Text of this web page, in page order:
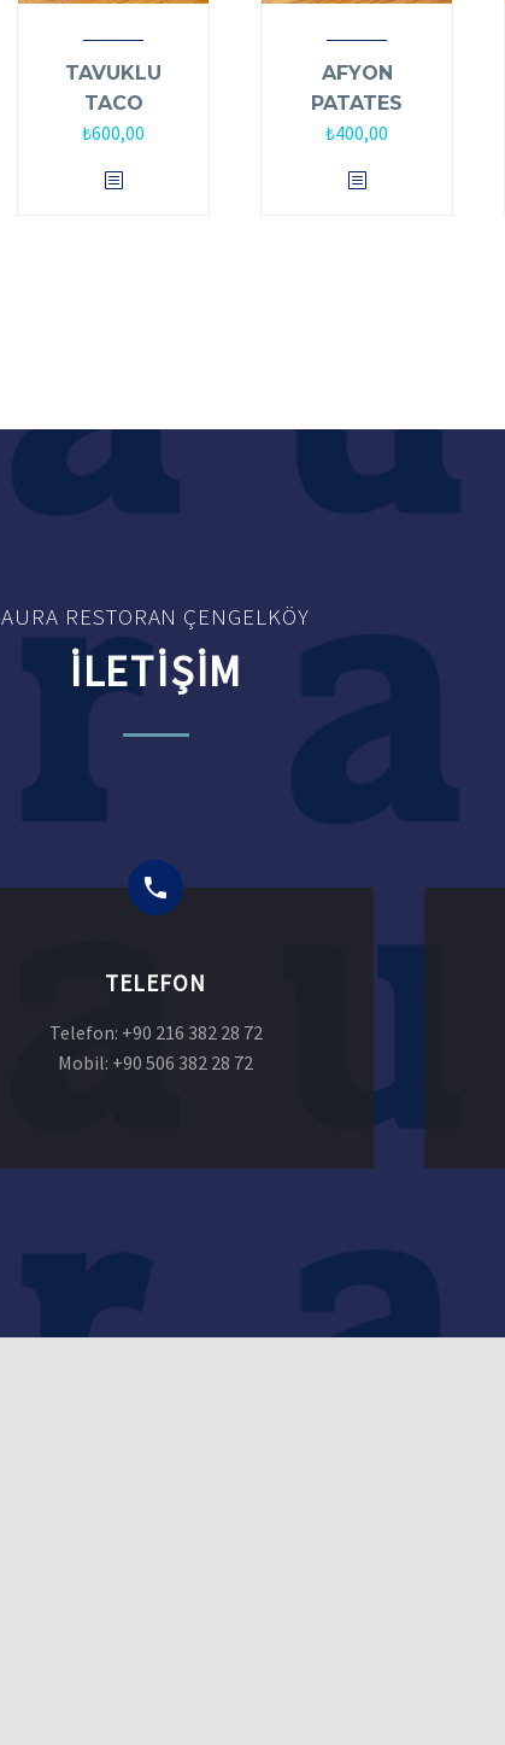
TAVUKLU
TACO
₺600,00
AFYON
PATATES
₺400,00
AURA RESTORAN ÇENGELKÖY
İLETİŞİM
TELEFON
Telefon: +90 216 382 28 72
Mobil: +90 506 382 28 72